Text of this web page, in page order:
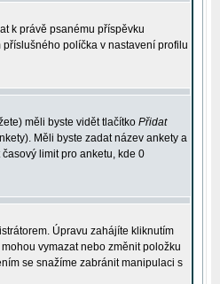
k právě psanému příspěvku
políčka v nastavení profilu
měli byste vidět tlačítko Přidat
Měli byste zadat název ankety a
limit pro anketu, kde 0
Úpravu zahájíte kliknutím
vymazat nebo změnit položku
se snažíme zabránit manipulaci s